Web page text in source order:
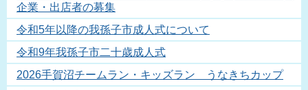
企業・出店者の募集
令和5年以降の我孫子市成人式について
令和9年我孫子市二十歳成人式
2026手賀沼チームラン・キッズラン うなきちカップ